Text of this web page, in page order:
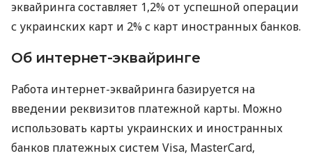
эквайринга составляет 1,2% от успешной операции
с украинских карт и 2% с карт иностранных банков.
Об интернет-эквайринге
Работа интернет-эквайринга базируется на
введении реквизитов платежной карты. Можно
использовать карты украинских и иностранных
банков платежных систем Visa, MasterCard,